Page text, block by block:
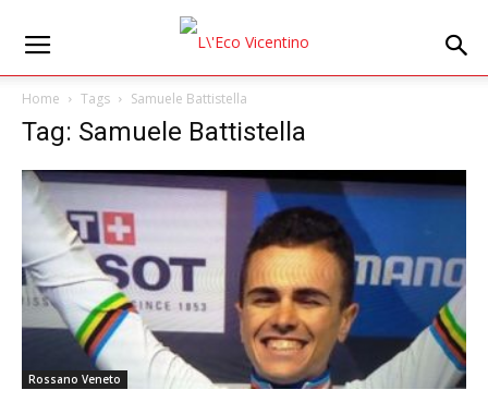
Home Tags Samuele Battistella
Tag: Samuele Battistella
Rossano Veneto